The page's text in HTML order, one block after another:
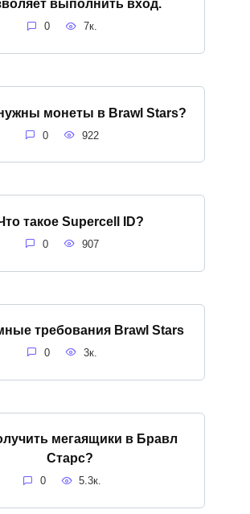
выполнить вход.
0 7к.
монеты в Brawl Stars?
0 922
такое Supercell ID?
0 907
требования Brawl Stars
0 3к.
мегаящики в Бравл
Старс?
0 5.3к.